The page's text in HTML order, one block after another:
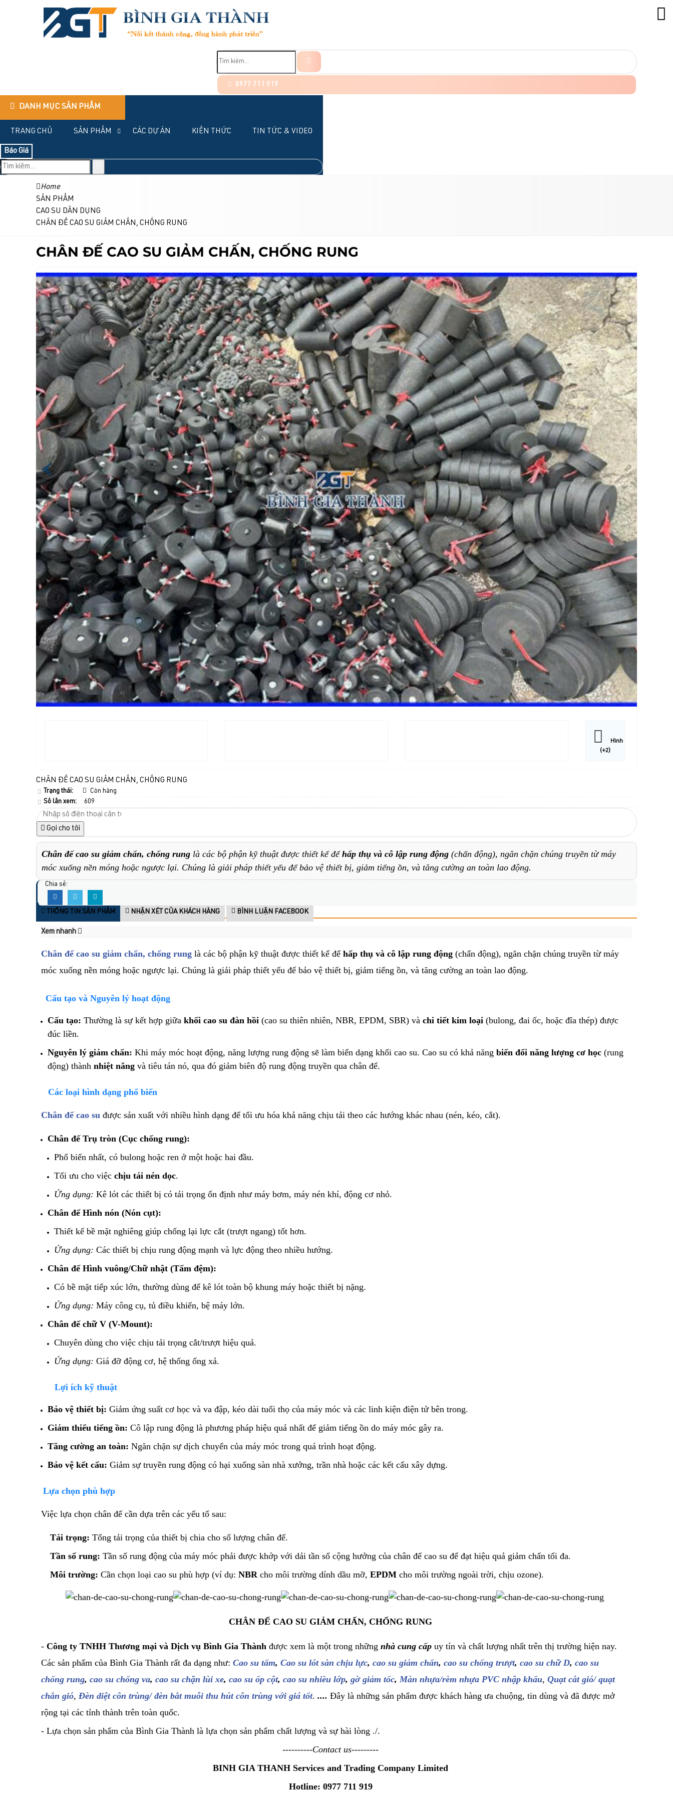
0977 711 919
DANH MỤC SẢN PHẨM
TRANG CHỦ SẢN PHẨM CÁC DỰ ÁN KIẾN THỨC TIN TỨC & VIDEO
Báo Giá
Home
SẢN PHẨM
CAO SU DÂN DỤNG
CHÂN ĐẾ CAO SU GIẢM CHẤN, CHỐNG RUNG
CHÂN ĐẾ CAO SU GIẢM CHẤN, CHỐNG RUNG
Hình
(+2)
CHÂN ĐẾ CAO SU GIẢM CHẤN, CHỐNG RUNG
Trạng thái:
Còn hàng
Số lần xem:
609
Gọi cho tôi
Chân đế cao su giảm chấn, chống rung là các bộ phận kỹ thuật được thiết kế đểhấp thụ và cô lập rung động (chấn động), ngăn chặn chúng truyền từ máy
móc xuống nền móng hoặc ngược lại. Chúng là giải pháp thiết yếu để bảo vệ thiết bị, giảm tiếng ồn, và tăng cường an toàn lao động.
Chia sẻ:
THÔNG TIN SẢN PHẨM NHẬN XÉT CỦA KHÁCH HÀNG BÌNH LUẬN FACEBOOK
Xem nhanh
Chân đế cao su giảm chấn, chống rung là các bộ phận kỹ thuật được thiết kế để hấp thụ và cô lập rung động (chấn động), ngăn chặn chúng truyền từ máy
móc xuống nền móng hoặc ngược lại. Chúng là giải pháp thiết yếu để bảo vệ thiết bị, giảm tiếng ồn, và tăng cường an toàn lao động.
​ Cấu tạo và Nguyên lý hoạt động
Cấu tạo: Thường là sự kết hợp giữa khối cao su đàn hồi (cao su thiên nhiên, NBR, EPDM, SBR) và chi tiết kim loại (bulong, đai ốc, hoặc đĩa thép) được
đúc liền.
Nguyên lý giảm chấn: Khi máy móc hoạt động, năng lượng rung động sẽ làm biến dạng khối cao su. Cao su có khả năng biến đổi năng lượng cơ học (rung
động) thành nhiệt năng và tiêu tán nó, qua đó giảm biên độ rung động truyền qua chân đế.
Các loại hình dạng phổ biến
​Chân đế cao su được sản xuất với nhiều hình dạng để tối ưu hóa khả năng chịu tải theo các hướng khác nhau (nén, kéo, cắt).
Chân đế Trụ tròn (Cục chống rung):
​Phổ biến nhất, có bulong hoặc ren ở một hoặc hai đầu.
​Tối ưu cho việc chịu tải nén dọc.
Ứng dụng: Kê lót các thiết bị có tải trọng ổn định như máy bơm, máy nén khí, động cơ nhỏ.
Chân đế Hình nón (Nón cụt):
​Thiết kế bề mặt nghiêng giúp chống lại lực cắt (trượt ngang) tốt hơn.
Ứng dụng: Các thiết bị chịu rung động mạnh và lực động theo nhiều hướng.
Chân đế Hình vuông/Chữ nhật (Tấm đệm):
​Có bề mặt tiếp xúc lớn, thường dùng để kê lót toàn bộ khung máy hoặc thiết bị nặng.
Ứng dụng: Máy công cụ, tủ điều khiển, bệ máy lớn.
Chân đế chữ V (V-Mount):
​Chuyên dùng cho việc chịu tải trọng cắt/trượt hiệu quả.
Ứng dụng: Giá đỡ động cơ, hệ thống ống xả.
Lợi ích kỹ thuật
Bảo vệ thiết bị: Giảm ứng suất cơ học và va đập, kéo dài tuổi thọ của máy móc và các linh kiện điện tử bên trong.
Giảm thiểu tiếng ồn: Cô lập rung động là phương pháp hiệu quả nhất để giảm tiếng ồn do máy móc gây ra.
Tăng cường an toàn: Ngăn chặn sự dịch chuyển của máy móc trong quá trình hoạt động.
Bảo vệ kết cấu: Giảm sự truyền rung động có hại xuống sàn nhà xưởng, trần nhà hoặc các kết cấu xây dựng.
​Lựa chọn phù hợp
​Việc lựa chọn chân đế cần dựa trên các yếu tố sau:
Tải trọng: Tổng tải trọng của thiết bị chia cho số lượng chân đế.
Tần số rung: Tần số rung động của máy móc phải được khớp với dải tần số cộng hưởng của chân đế cao su để đạt hiệu quả giảm chấn tối đa.
Môi trường: Cần chọn loại cao su phù hợp (ví dụ: NBRcho môi trường dính dầu mỡ, EPDM cho môi trường ngoài trời, chịu ozone).
CHÂN ĐẾ CAO SU GIẢM CHẤN, CHỐNG RUNG
- Công ty TNHH Thương mại và Dịch vụ Bình Gia Thành được xem là một trong những nhà cung cấp uy tín và chất lượng nhất trên thị trường hiện nay.
Các sản phẩm của Bình Gia Thành rất đa dạng như: Cao su tấm, Cao su lót sàn chịu lực, cao su giảm chấn, cao su chống trượt, cao su chữ D, cao su
chống rung, cao su chống va, cao su chặn lùi xe, cao su ốp cột, cao su nhiều lớp, gờ giảm tốc, Màn nhựa/rèm nhựa PVC nhập khẩu, Quạt cắt gió/ quạt
chắn gió, Đèn diệt côn trùng/ đèn bắt muỗi thu hút côn trùng với giá tốt. .... Đây là những sản phẩm được khách hàng ưa chuộng, tin dùng và đã được mở
rộng tại các tỉnh thành trên toàn quốc.
- Lựa chọn sản phẩm của Bình Gia Thành là lựa chọn sản phẩm chất lượng và sự hài lòng ./.
----------Contact us---------
BINH GIA THANH Services and Trading Company Limited
Hotline: 0977 711 919